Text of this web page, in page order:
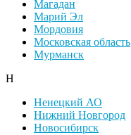
Магадан
Марий Эл
Мордовия
Московская область
Мурманск
Н
Ненецкий АО
Нижний Новгород
Новосибирск